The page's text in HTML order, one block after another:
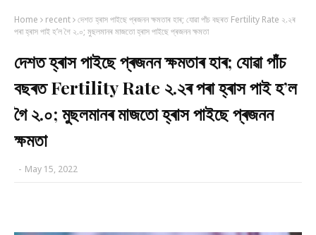
Home recent দেশত হ্ৰাস পাইছে প্ৰজনন ক্ষমতাৰ হাৰ; যোৱা পাঁচ বছৰত Fertility Rate ২.২ৰ
পৰা হ্ৰাস পাই হ’ল গৈ ২.০; মুছলমানৰ মাজতো হ্ৰাস পাইছে প্ৰজনন ক্ষমতা
দেশত হ্ৰাস পাইছে প্ৰজনন ক্ষমতাৰ হাৰ; যোৱা পাঁচ
বছৰত Fertility Rate ২.২ৰ পৰা হ্ৰাস পাই হ’ল
গৈ ২.০; মুছলমানৰ মাজতো হ্ৰাস পাইছে প্ৰজনন
ক্ষমতা
- May 15, 2022